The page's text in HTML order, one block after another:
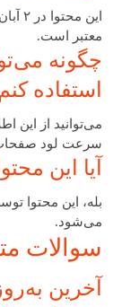
معتبر است.
چگونه
استفاده
می‌توانید از این
سرعت لود صفحات
آیا این
بله، این محتوا
می‌شود.
سوالات
آخرین